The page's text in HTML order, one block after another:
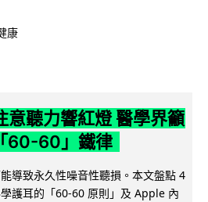
康
聽力響紅燈 醫學界籲
60-60」鐵律
導致永久性噪音性聽損。本文盤點 4
護耳的「60-60 原則」及 Apple 內